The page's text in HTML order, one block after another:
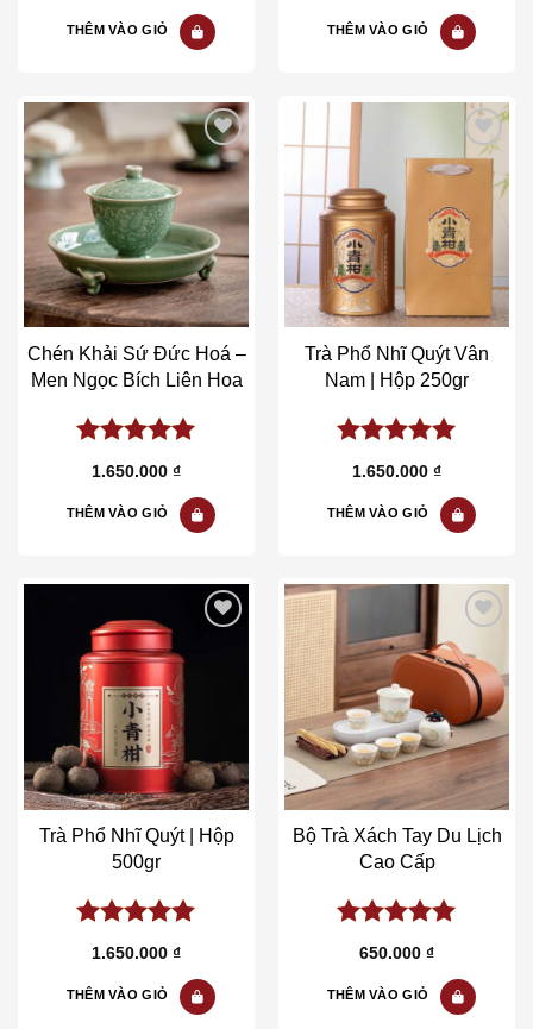
THÊM VÀO GIỎ THÊM VÀO GIỎ
Add to wishlist
Chén Khải Sứ Đức Hoá –
Men Ngọc Bích Liên Hoa
5.00out of
1.650.000 ₫
THÊM VÀO GIỎ
Add to wishlist
Trà Phổ Nhĩ Quýt Vân
Nam | Hộp 250gr
5.00out of
1.650.000 ₫
THÊM VÀO GIỎ
Add to wishlist
Trà Phổ Nhĩ Quýt | Hộp
500gr
5.00out of
1.650.000 ₫
THÊM VÀO GIỎ
Add to wishlist
Bộ Trà Xách Tay Du Lịch
Cao Cấp
5.00out of
650.000 ₫
THÊM VÀO GIỎ